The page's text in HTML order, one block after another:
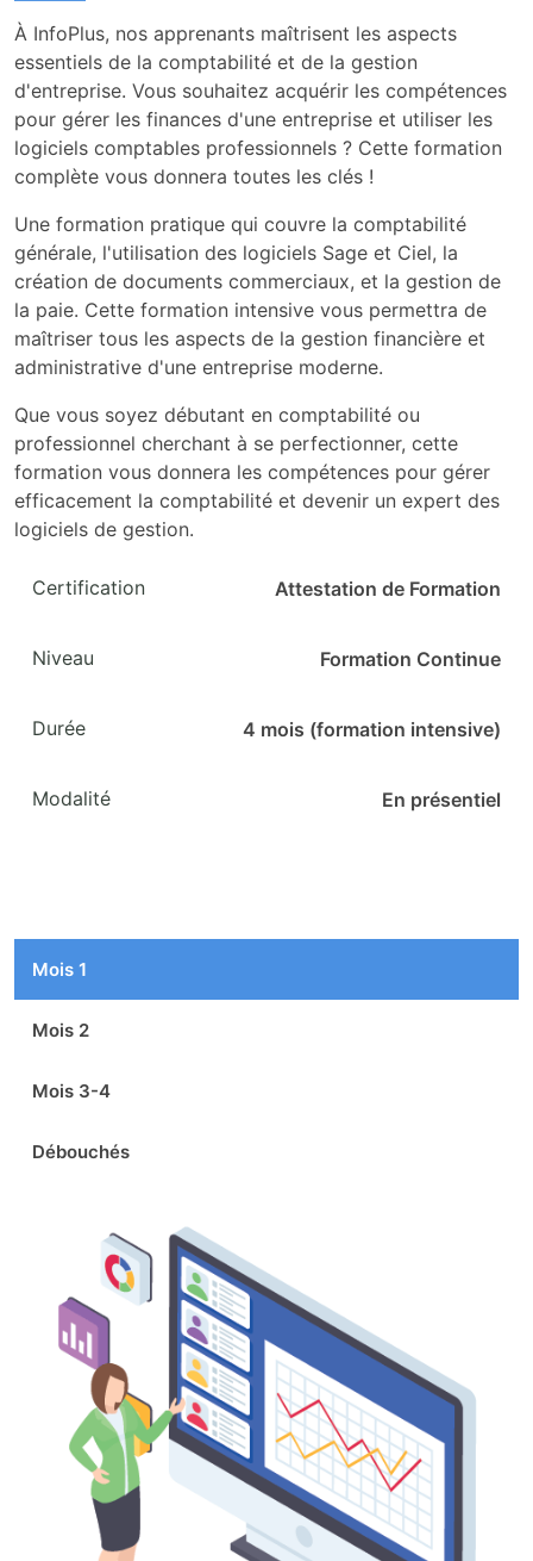
À InfoPlus, nos apprenants maîtrisent les aspects
essentiels de la comptabilité et de la gestion
d'entreprise. Vous souhaitez acquérir les compétences
pour gérer les finances d'une entreprise et utiliser les
logiciels comptables professionnels ? Cette formation
complète vous donnera toutes les clés !
Une formation pratique qui couvre la comptabilité
générale, l'utilisation des logiciels Sage et Ciel, la
création de documents commerciaux, et la gestion de
la paie. Cette formation intensive vous permettra de
maîtriser tous les aspects de la gestion financière et
administrative d'une entreprise moderne.
Que vous soyez débutant en comptabilité ou
professionnel cherchant à se perfectionner, cette
formation vous donnera les compétences pour gérer
efficacement la comptabilité et devenir un expert des
logiciels de gestion.
Certification Attestation de Formation
Niveau Formation Continue
Durée 4 mois (formation intensive)
Modalité En présentiel
Mois 1
Mois 2
Mois 3-4
Débouchés